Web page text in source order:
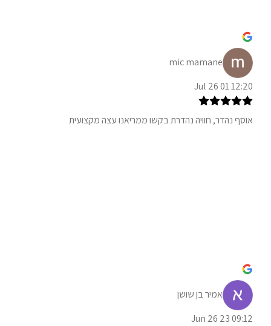
mic mamane
12:20 01 Jul 26
אוסף נהדר, חוויה נהדרת בקשו ממריאנו עצה מקצועית
אמיר בן שושן
09:12 23 Jun 26